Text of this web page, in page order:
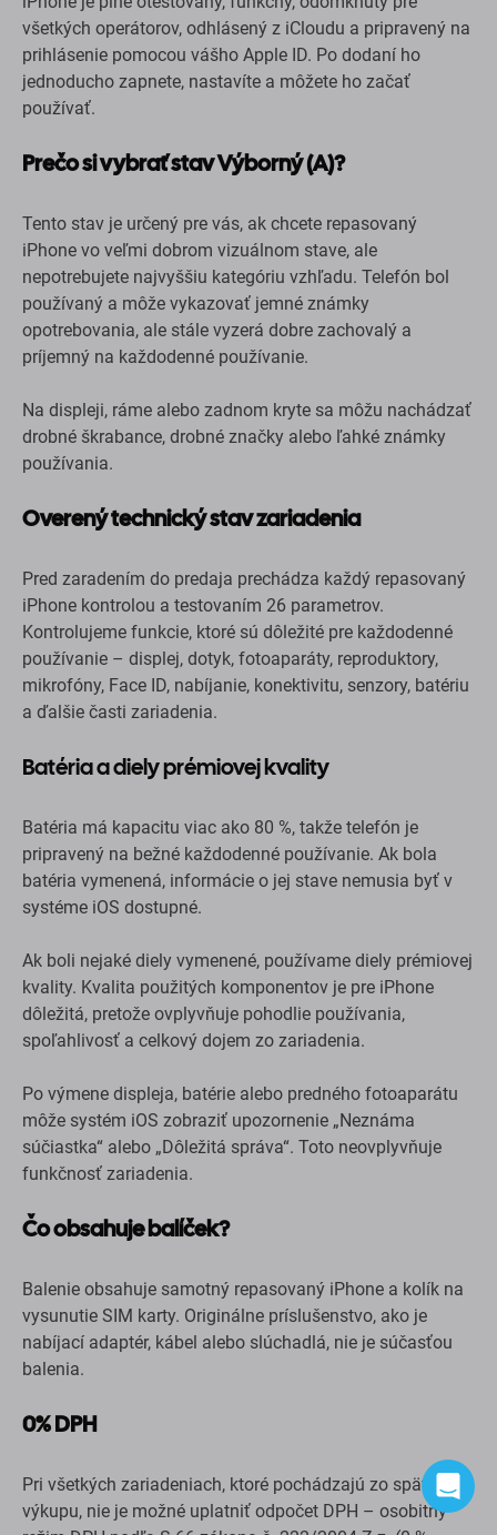
iPhone vo veľmi dobrom vizuálnom stave, ale
nepotrebujete najvyššiu kategóriu vzhľadu. Telefón bol
používaný a môže vykazovať jemné známky
opotrebovania, ale stále vyzerá dobre zachovalý a
drobné škrabance, drobné značky alebo ľahké známky
používania.
Overený technický stav zariadenia
Pred zaradením do predaja prechádza každý repasovaný
Kontrolujeme funkcie, ktoré sú dôležité pre každodenné
používanie – displej, dotyk, fotoaparáty, reproduktory,
mikrofóny, Face ID, nabíjanie, konektivitu, senzory, batériu
Batéria má kapacitu viac ako 80 %, takže telefón je
pripravený na bežné každodenné používanie. Ak bola
batéria vymenená, informácie o jej stave nemusia byť v
systéme iOS dostupné.
kvality. Kvalita použitých komponentov je pre iPhone
spoľahlivosť a celkový dojem zo zariadenia.
Po výmene displeja, batérie alebo predného fotoaparátu
môže systém iOS zobraziť upozornenie „Neznáma
funkčnosť zariadenia.
Čo obsahuje balíček?
vysunutie SIM karty. Originálne príslušenstvo, ako je
nabíjací adaptér, kábel alebo slúchadlá, nie je súčasťou
balenia.
výkupu, nie je možné uplatniť odpočet DPH – osobitný
režim DPH podľa § 66 zákona č. 222/2004 Z.z. (0 %
DPH).
256 GB